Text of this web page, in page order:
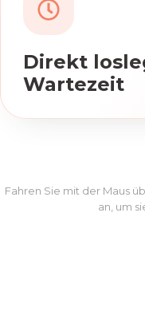
Direkt
Wartezeit
dich und
sofort mit dem
Fahren Sie mit der Maus
an, um